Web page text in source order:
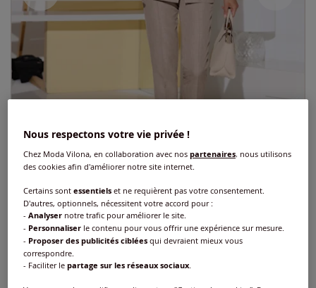
Blazer long coupe longue affinante
Réf : 221.068.030
Nous respectons votre vie privée !
Chez Moda Vilona, en collaboration avec nospartenaires, nous utilisons
des cookies afin d'améliorer notre site internet.
Certains sontessentiels et ne requièrent pas votre consentement.
D'autres, optionnels, nécessitent votre accord pour :
-Analyser notre trafic pour améliorer le site.
- Personnaliser le contenu pour vous offrir une expérience sur mesure.
- Proposer des publicités ciblées qui devraient mieux vous
correspondre.
- Faciliter lepartage sur les réseaux sociaux.